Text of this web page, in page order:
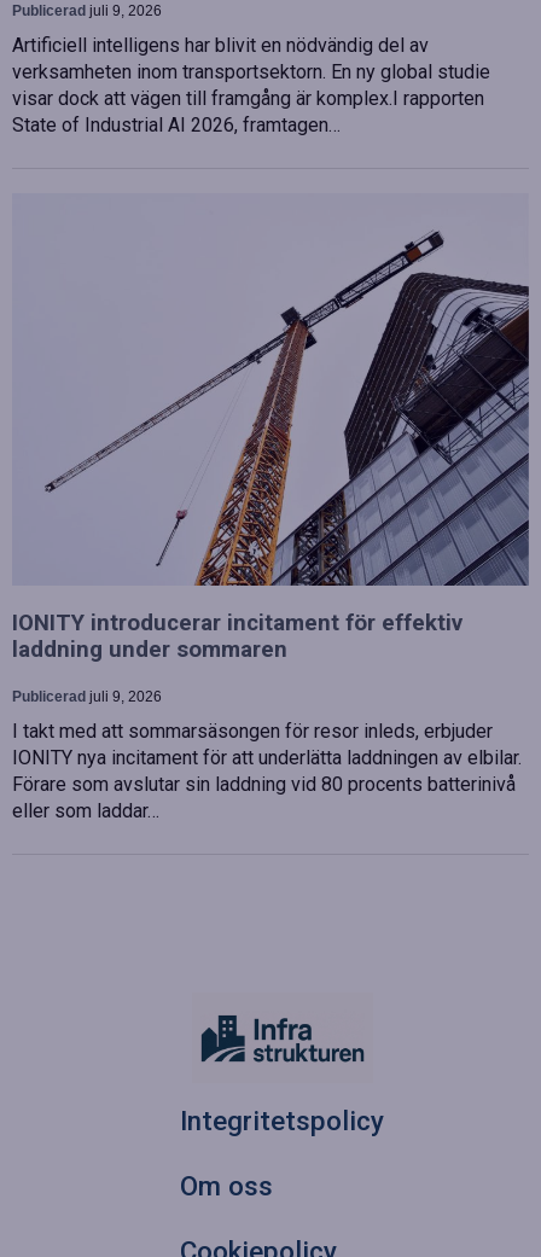
Publicerad juli 9, 2026
Artificiell intelligens har blivit en nödvändig del av
verksamheten inom transportsektorn. En ny global studie
visar dock att vägen till framgång är komplex.I rapporten
State of Industrial AI 2026, framtagen…
IONITY introducerar incitament för effektiv
laddning under sommaren
Publicerad juli 9, 2026
I takt med att sommarsäsongen för resor inleds, erbjuder
IONITY nya incitament för att underlätta laddningen av elbilar.
Förare som avslutar sin laddning vid 80 procents batterinivå
eller som laddar…
Integritetspolicy
Om oss